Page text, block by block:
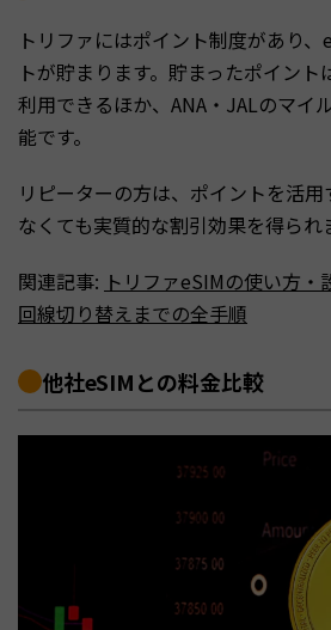
トリファにはポイント制度があり
トが貯まります。貯まったポイン
利用できるほか、ANA・JALのマイ
能です。
リピーターの方は、ポイントを活
なくても実質的な割引効果を得られ
関連記事: トリファeSIMの使い方
回線切り替えまでの全手順
他社eSIMとの料金比較